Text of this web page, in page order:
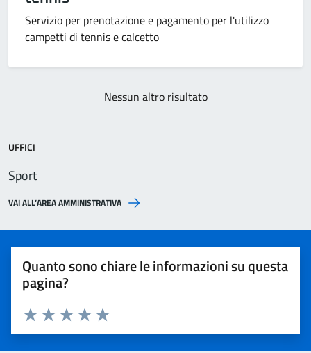
Servizio per prenotazione e pagamento per l'utilizzo
campetti di tennis e calcetto
Nessun altro risultato
UFFICI
Sport
VAI ALL’AREA AMMINISTRATIVA
Quanto sono chiare le informazioni su questa
pagina?
Valuta 5 stelle su 5
Valuta 4 stelle su 5
Valuta 3 stelle su 5
Valuta 2 stelle su 5
Valuta 1 stelle su 5